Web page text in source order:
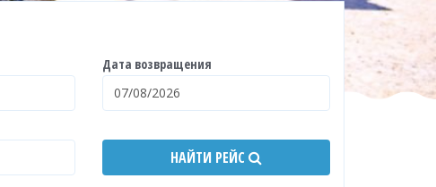
Дата возвращения
НАЙТИ РЕЙС